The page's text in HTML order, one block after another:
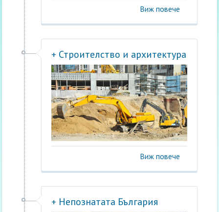
Виж повече
+ Строителство и архитектура
Виж повече
+ Непознатата България